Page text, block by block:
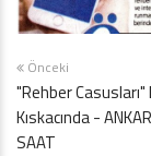
Önceki
"Rehber
Kıskacında -
SAAT